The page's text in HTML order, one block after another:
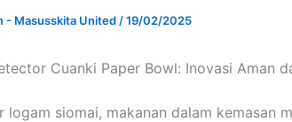
- Masusskita United /19/02/2025
Cuanki Paper Bowl: Inovasi Aman
logam siomai, makanan dalam kemasan